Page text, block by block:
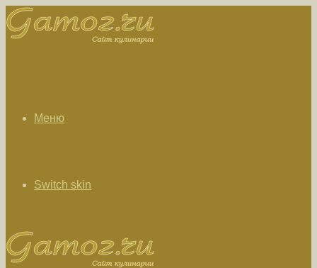
Меню
Switch skin